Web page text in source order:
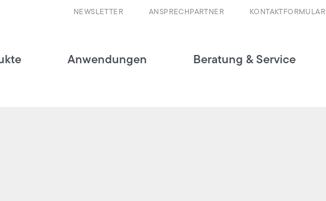
KONTAKTFORMULAR
ANSPRECHPARTNER
NEWSLETTER
Anwendungen Beratung & Service